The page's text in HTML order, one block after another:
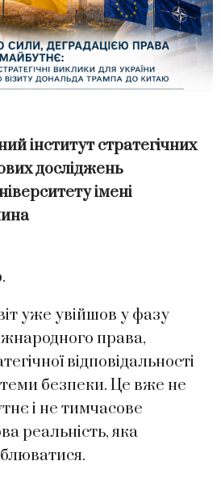
інститут стратегічних
досліджень
імені
уже увійшов у фазу
права,
відповідальності
безпеки. Це вже не
і не тимчасове
реальність, яка